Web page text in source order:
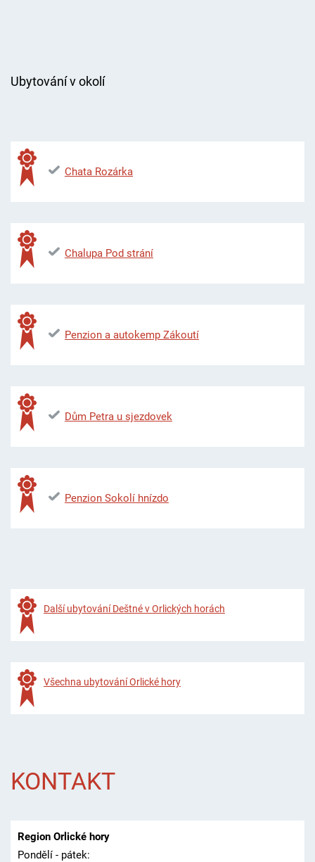
Ubytování v okolí
Chata Rozárka
Chalupa Pod strání
Penzion a autokemp Zákoutí
Dům Petra u sjezdovek
Penzion Sokolí hnízdo
Další ubytování Deštné v Orlických horách
Všechna ubytování Orlické hory
KONTAKT
Region Orlické hory
Pondělí - pátek: